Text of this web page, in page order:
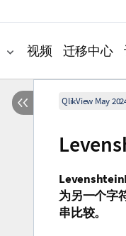
视频 迁移中心
QlikView May
为另一个字
串比较。